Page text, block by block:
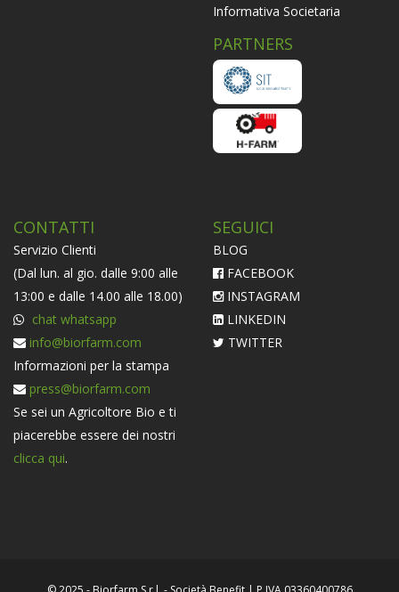
Informativa Societaria
PARTNERS
CONTATTI
Servizio Clienti
(Dal lun. al gio. dalle 9:00 alle
13:00 e dalle 14.00 alle 18.00)
chat whatsapp
info@biorfarm.com
Informazioni per la stampa
press@biorfarm.com
Se sei un Agricoltore Bio e ti
piacerebbe essere dei nostri
clicca qui.
SEGUICI
BLOG
FACEBOOK
INSTAGRAM
LINKEDIN
TWITTER